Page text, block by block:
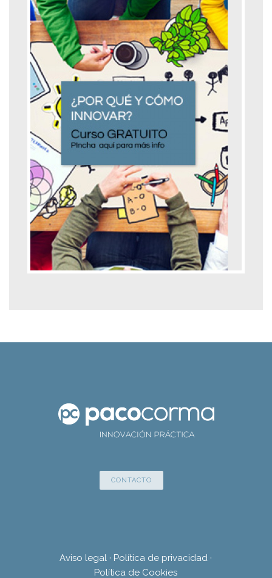
CONTACTO
Aviso legal · Política de privacidad ·
Política de Cookies